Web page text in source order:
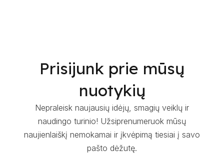
Prisijunk prie mūsų
nuotykių
Nepraleisk naujausių idėjų, smagių veiklų ir
naudingo turinio! Užsiprenumeruok mūsų
naujienlaiškį nemokamai ir įkvėpimą tiesiai į savo
pašto dėžutę.